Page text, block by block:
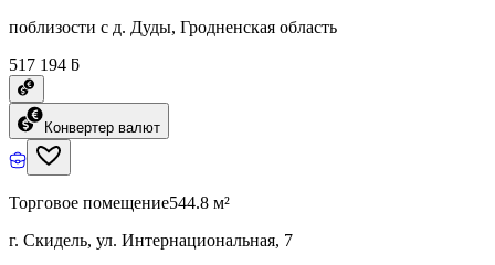
поблизости с д. Дуды, Гродненская область
517 194 ƃ
Конвертер валют
Торговое помещение544.8 м²
г. Скидель, ул. Интернациональная, 7